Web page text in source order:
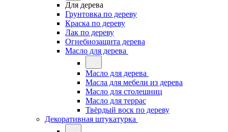
Для дерева
Грунтовка по дереву
Краска по дереву
Лак по дереву
Огнебиозащита дерева
Масло для дерева
Масло для дерева
Масла для мебели из дерева
Масло для столешниц
Масло для террас
Твёрдый воск по дереву
Декоративная штукатурка